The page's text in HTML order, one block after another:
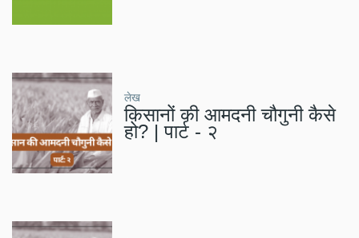
लेख
किसानों की आमदनी चौगुनी कैसे
हो? | पार्ट - २